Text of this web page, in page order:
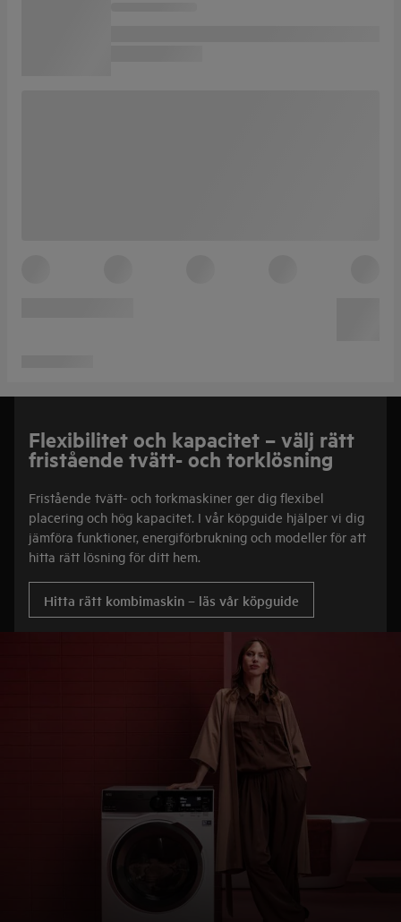
Flexibilitet och kapacitet – välj rätt
fristående tvätt- och torklösning
Fristående tvätt- och torkmaskiner ger dig flexibel
placering och hög kapacitet. I vår köpguide hjälper vi dig
jämföra funktioner, energiförbrukning och modeller för att
hitta rätt lösning för ditt hem.
Hitta rätt kombimaskin – läs vår köpguide